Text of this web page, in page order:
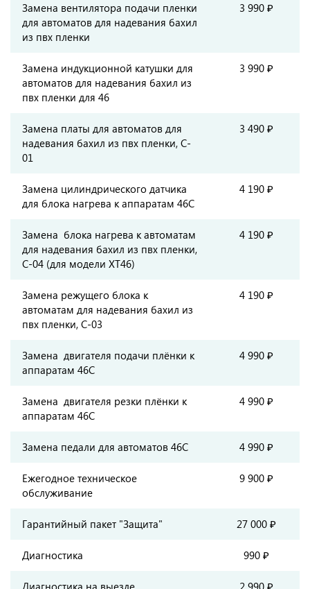
Замена вентилятора подачи пленки
для автоматов для надевания бахил
из пвх пленки
3 990 ₽
Замена индукционной катушки для
автоматов для надевания бахил из
пвх пленки для 46
3 990 ₽
Замена платы для автоматов для
надевания бахил из пвх пленки, C-
01
3 490 ₽
Замена цилиндрического датчика
для блока нагрева к аппаратам 46С
4 190 ₽
Замена блока нагрева к автоматам
для надевания бахил из пвх пленки,
C-04 (для модели XT46)
4 190 ₽
Замена режущего блока к
автоматам для надевания бахил из
пвх пленки, C-03
4 190 ₽
Замена двигателя подачи плёнки к
аппаратам 46С
4 990 ₽
Замена двигателя резки плёнки к
аппаратам 46С
4 990 ₽
Замена педали для автоматов 46С 4 990 ₽
Ежегодное техническое
обслуживание
9 900 ₽
Гарантийный пакет "Защита" 27 000 ₽
Диагностика 990 ₽
Диагностика на выезде 2 990 ₽